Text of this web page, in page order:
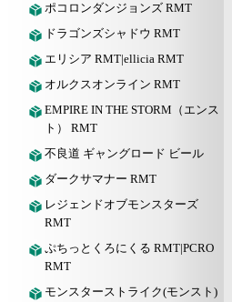
ポコロンダンジョンズ RMT
ドラゴンズシャドウ RMT
エリシア RMT|ellicia RMT
オルクスオンライン RMT
EMPIRE IN THE STORM（エンス
ト） RMT
不良道 ギャングロード ビール
ダークサマナー RMT
レジェンドオブモンスターズ
RMT
ぷちっとくろにくる RMT|PCRO
RMT
モンスターストライク(モンスト)